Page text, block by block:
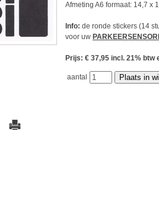
Afmeting A6 formaat: 14,7 x
Info: de ronde stickers (14
voor uw
Prijs: € 37,95 incl. 21%
aantal